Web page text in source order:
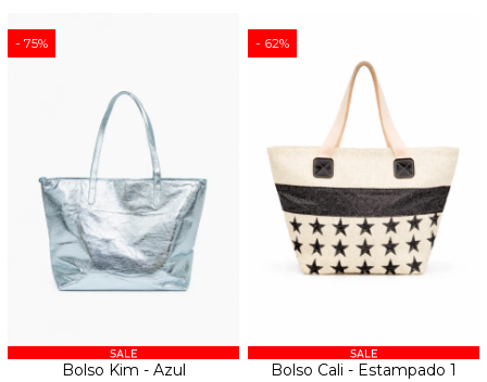
75
Bolso Kim - Azul
62
Bolso Cali - Estampado 1